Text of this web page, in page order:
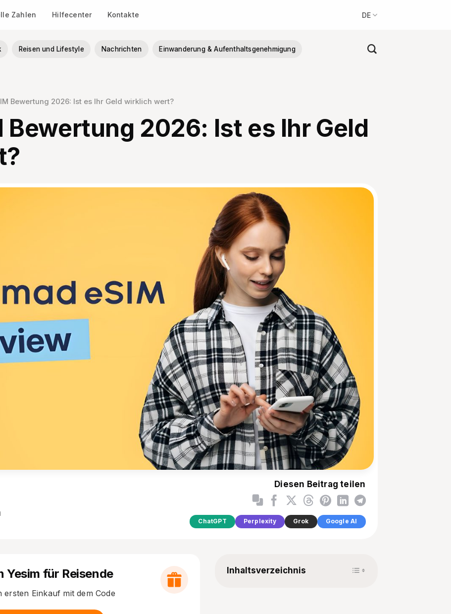
Zahlen Hilfecenter Kontakte DE
Reisen und Lifestyle Nachrichten Einwanderung & Aufenthaltsgenehmigung
Bewertung 2026: Ist es Ihr Geld wirklich wert?
Bewertung 2026: Ist es Ihr Geld
Diesen Beitrag teilen
ChatGPT Perplexity Grok Google AI
für Reisende
Einkauf mit dem Code
Inhaltsverzeichnis Toggle Table of Content